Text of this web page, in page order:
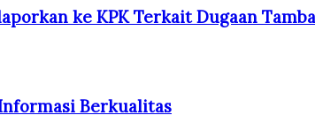
ke KPK Terkait Dugaan
Berkualitas